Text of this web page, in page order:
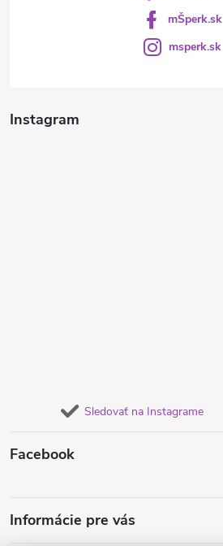
Instagram
Sledovať na Instagrame
mŠperk.sk
msperk.sk
Facebook
Informácie pre vás